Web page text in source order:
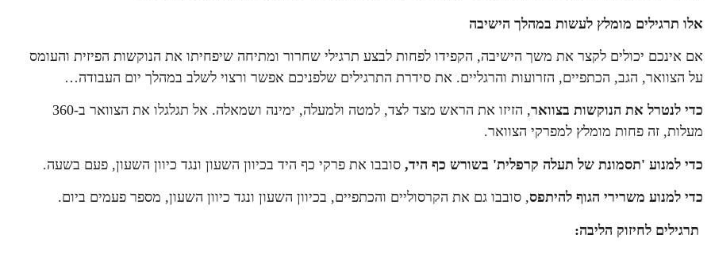
אלו תרגילים מומלץ לעשות במהלך הישיבה
אם אינכם יכולים לקצר את משך הישיבה, הקפידו לפחות לבצע תרגילי שחרור ומתיחה שיפחיתו את הנוקשות הפיזית והעומס
על הצוואר, הגב, הכתפיים, הזרועות והרגליים. את סידרת התרגילים שלפניכם אפשר ורצוי לשלב במהלך יום העבודה…
כדי לנטרל את הנוקשות בצוואר
, הזיזו את הראש מצד לצד, למטה ולמעלה, ימינה ושמאלה. אל תגלגלו את הצוואר ב-360
מעלות, זה פחות מומלץ למפרקי הצוואר.
כדי למנוע 'תסמונת של תעלה קרפלית' בשורש כף היד, סובבו את פרקי כף היד בכיוון השעון ונגד כיוון השעון, פעם בשעה.
כדי למנוע משרירי הגוף להיתפס, סובבו גם את הקרסוליים והכתפיים, בכיוון השעון ונגד כיוון השעון, מספר פעמים ביום.
תרגילים לחיזוק הליבה: